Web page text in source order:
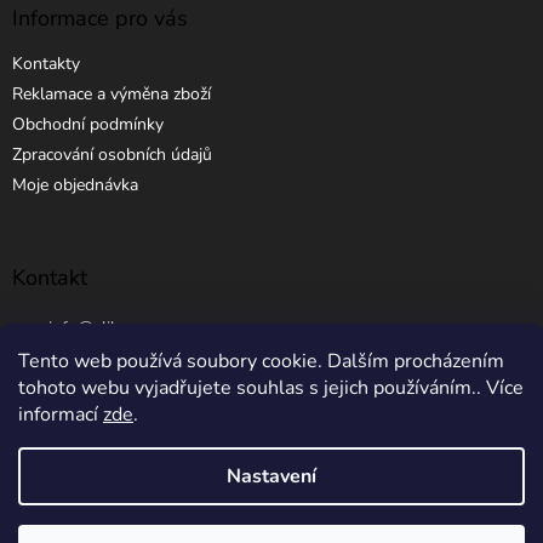
Tento web používá soubory cookie. Dalším procházením
tohoto webu vyjadřujete souhlas s jejich používáním.. Více
informacízde.
Nastavení
Informace pro vás
Kontakty
Reklamace a výměna zboží
Obchodní podmínky
Zpracování osobních údajů
Moje objednávka
Kontakt
info @ elibros.cz
+420 734 184 444